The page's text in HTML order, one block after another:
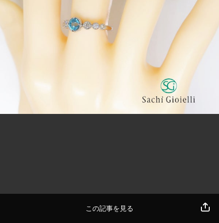
この記事を見る